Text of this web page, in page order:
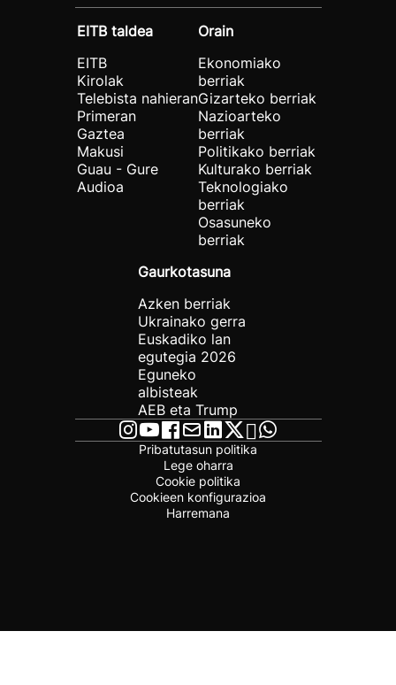
EITB taldea
EITB
Kirolak
Telebista nahieran
Primeran
Gaztea
Makusi
Guau - Gure
Audioa
Orain
Ekonomiako
berriak
Gizarteko berriak
Nazioarteko
berriak
Politikako berriak
Kulturako berriak
Teknologiako
berriak
Osasuneko
berriak
Gaurkotasuna
Azken berriak
Ukrainako gerra
Euskadiko lan
egutegia 2026
Eguneko
albisteak
AEB eta Trump
Pribatutasun politika
Lege oharra
Cookie politika
Cookieen konfigurazioa
Harremana